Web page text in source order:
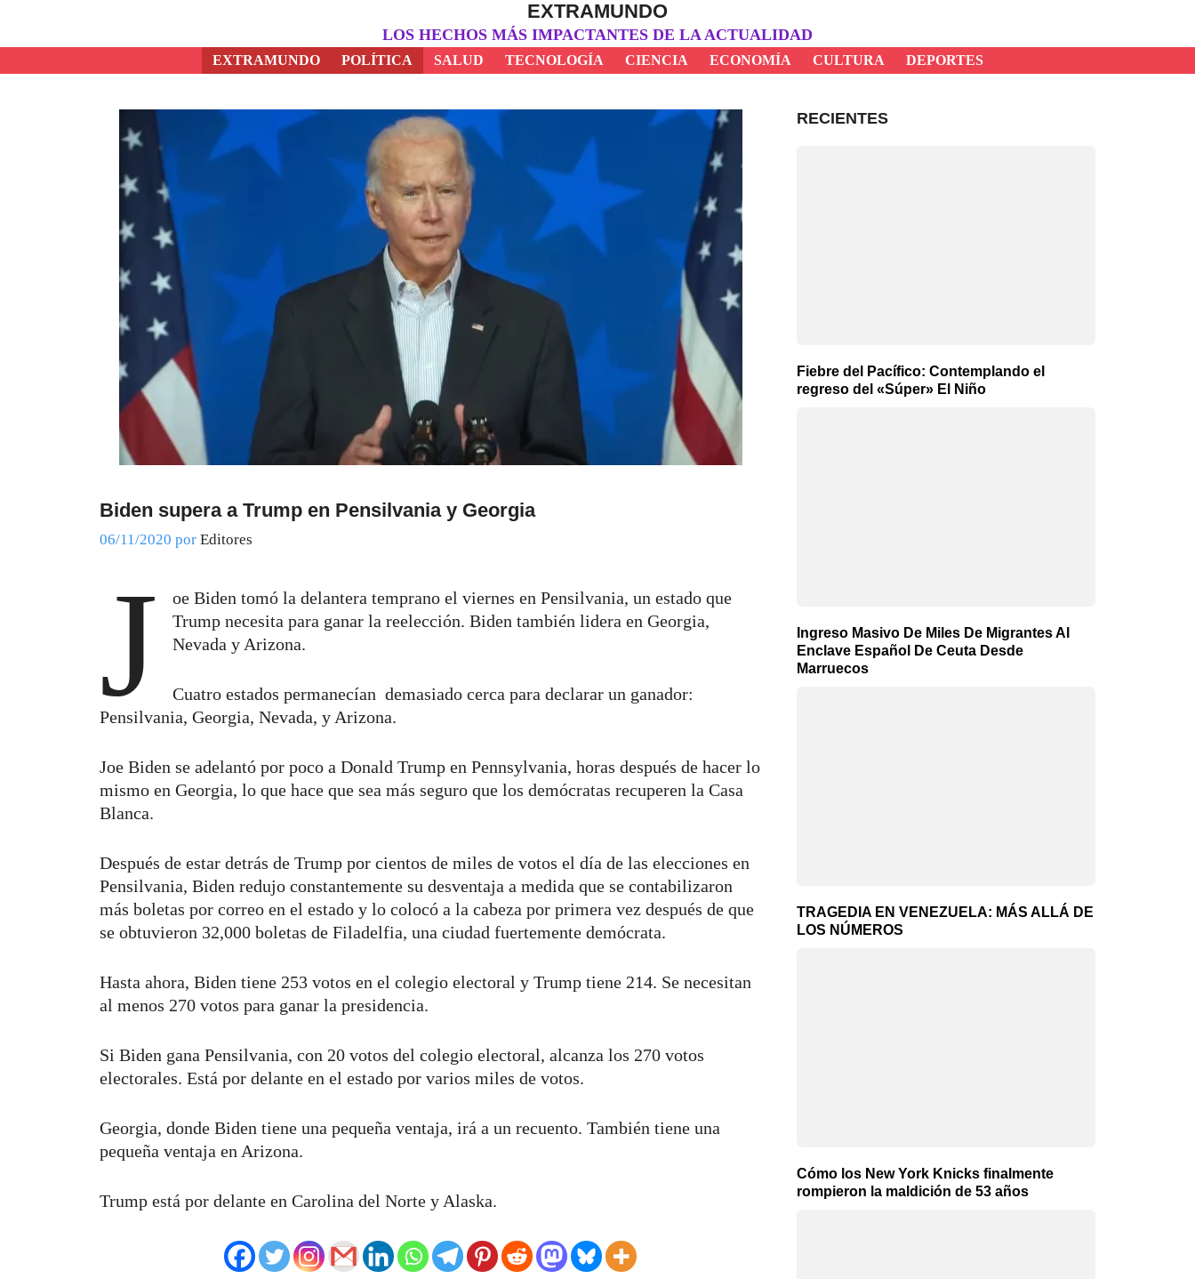
EXTRAMUNDO
LOS HECHOS MÁS IMPACTANTES DE LA ACTUALIDAD
EXTRAMUNDO POLÍTICA SALUD TECNOLOGÍA CIENCIA ECONOMÍA CULTURA DEPORTES
Biden supera a Trump en Pensilvania y Georgia
06/11/2020 por Editores
J
oe Biden tomó la delantera temprano el viernes en Pensilvania, un estado que
Trump necesita para ganar la reelección. Biden también lidera en Georgia,
Nevada y Arizona.
Cuatro estados permanecían demasiado cerca para declarar un ganador:
Pensilvania, Georgia, Nevada, y Arizona.
Joe Biden se adelantó por poco a Donald Trump en Pennsylvania, horas después de hacer lo
mismo en Georgia, lo que hace que sea más seguro que los demócratas recuperen la Casa
Blanca.
Después de estar detrás de Trump por cientos de miles de votos el día de las elecciones en
Pensilvania, Biden redujo constantemente su desventaja a medida que se contabilizaron
más boletas por correo en el estado y lo colocó a la cabeza por primera vez después de que
se obtuvieron 32,000 boletas de Filadelfia, una ciudad fuertemente demócrata.
Hasta ahora, Biden tiene 253 votos en el colegio electoral y Trump tiene 214. Se necesitan
al menos 270 votos para ganar la presidencia.
Si Biden gana Pensilvania, con 20 votos del colegio electoral, alcanza los 270 votos
electorales. Está por delante en el estado por varios miles de votos.
Georgia, donde Biden tiene una pequeña ventaja, irá a un recuento. También tiene una
pequeña ventaja en Arizona.
Trump está por delante en Carolina del Norte y Alaska.
RECIENTES
Fiebre del Pacífico: Contemplando el
regreso del «Súper» El Niño
Ingreso Masivo De Miles De Migrantes Al
Enclave Español De Ceuta Desde
Marruecos
TRAGEDIA EN VENEZUELA: MÁS ALLÁ DE
LOS NÚMEROS
Cómo los New York Knicks finalmente
rompieron la maldición de 53 años